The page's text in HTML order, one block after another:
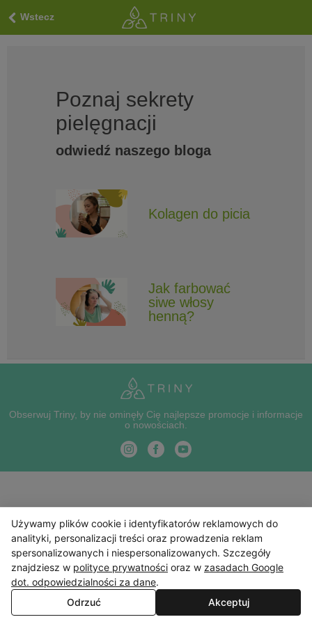
Wstecz
Poznaj sekrety
pielęgnacji
odwiedź naszego bloga
Kolagen do picia
Jak farbować
siwe włosy
henną?
Obserwuj Triny, by nie ominęły Cię najlepsze promocje i informacje
o nowościach.
Używamy plików cookie i identyfikatorów reklamowych do
analityki, personalizacji treści oraz prowadzenia reklam
spersonalizowanych i niespersonalizowanych. Szczegóły
znajdziesz w polityce prywatności oraz w zasadach Google
dot. odpowiedzialności za dane.
Odrzuć
Akceptuj